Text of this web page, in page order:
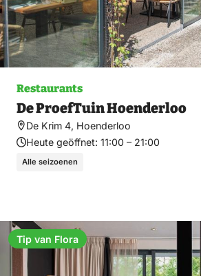
Restaurants
De ProefTuin Hoenderloo
De Krim 4, Hoenderloo
Heute geöffnet: 11:00 – 21:00
Alle seizoenen
Tip van Flora